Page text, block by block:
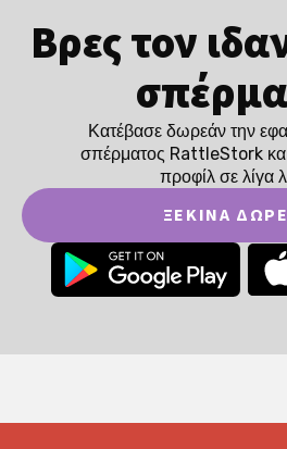
Βρες τον
Κατέβασε δωρεάν την
σπέρματος RattleStork και
προφίλ σε λίγα
ΞΕΚΊΝΑ